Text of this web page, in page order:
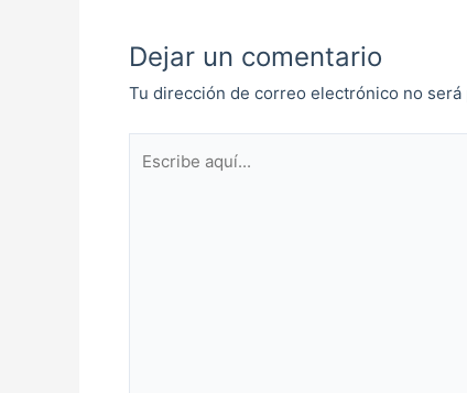
Dejar un comentario
Tu dirección de correo electrónico no será